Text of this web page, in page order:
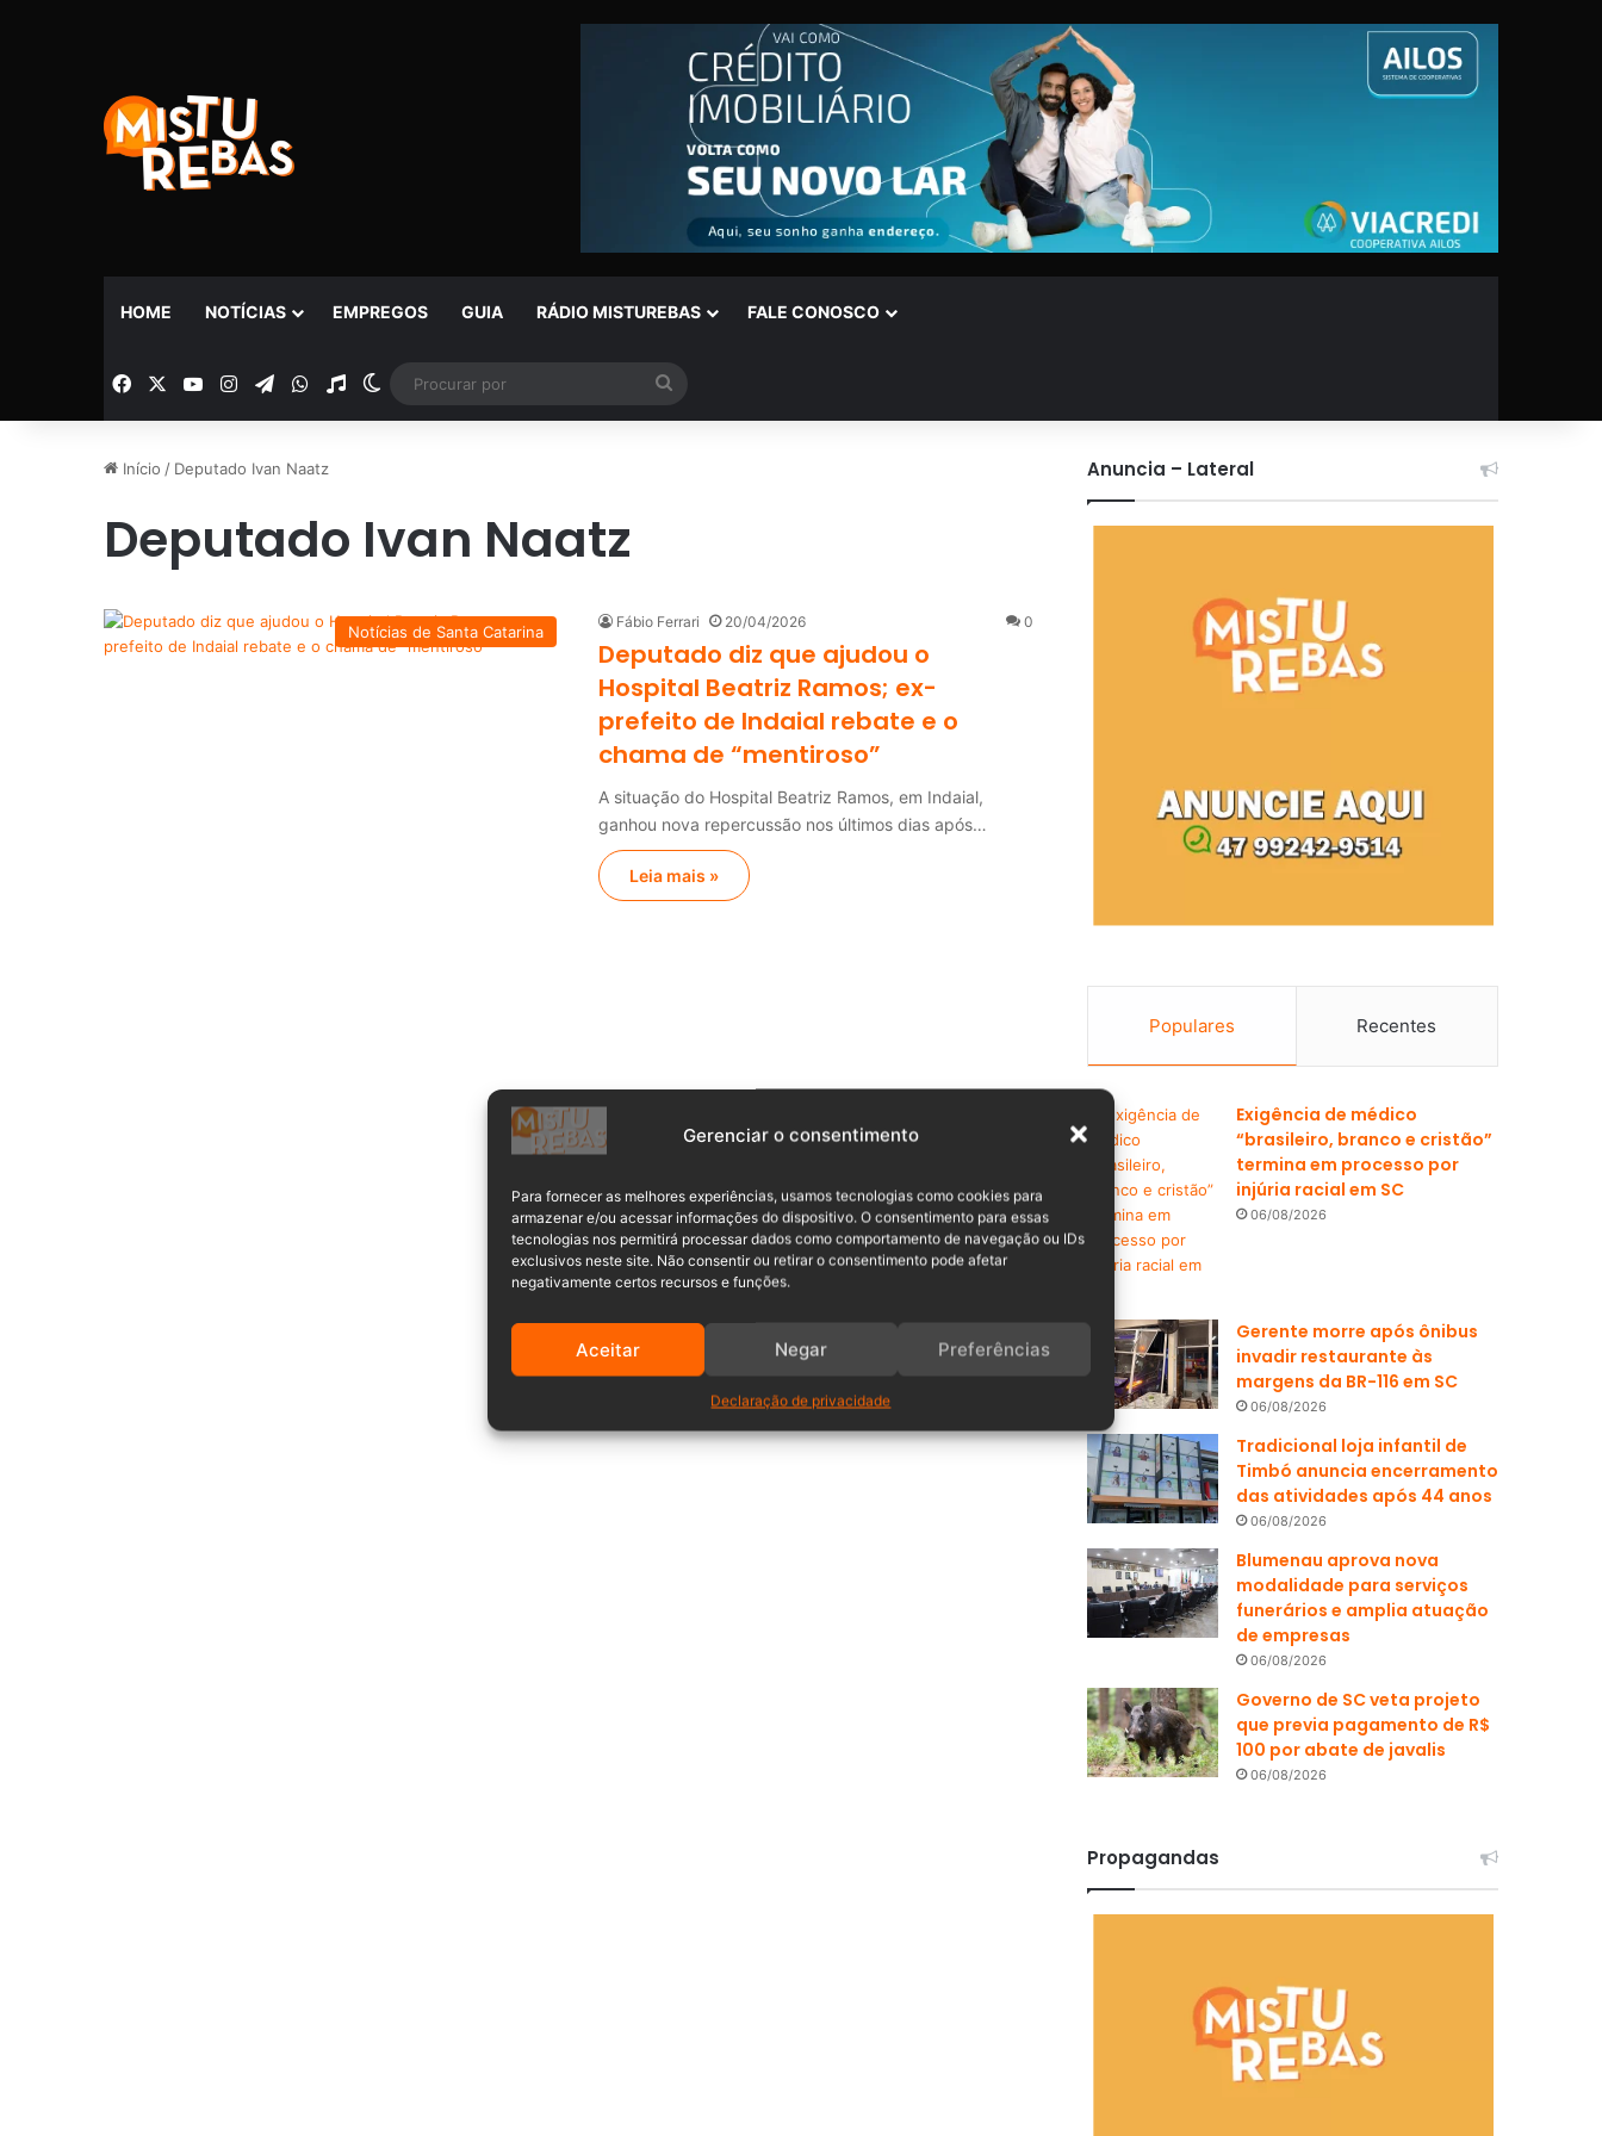
Gerenciar o consentimento
Para fornecer as melhores experiências, usamos tecnologias como cookies para
armazenar e/ou acessar informações do dispositivo. O consentimento para essas
tecnologias nos permitirá processar dados como comportamento de navegação ou IDs
exclusivos neste site. Não consentir ou retirar o consentimento pode afetar
negativamente certos recursos e funções.
Aceitar Negar Preferências
Declaração de privacidade
HOME NOTÍCIAS EMPREGOS GUIA RÁDIO MISTUREBAS FALE CONOSCO
Facebook YouTubeInstagramTelegramWhatsApp
Rádio Switch skin
por
Início / Deputado Ivan Naatz
Deputado Ivan Naatz
Notícias de Santa Catarina
Fábio Ferrari 20/04/2026 0
Deputado diz que ajudou o
Hospital Beatriz Ramos; ex-
prefeito de Indaial rebate e o
chama de “mentiroso”
A situação do Hospital Beatriz Ramos, em Indaial,
ganhou nova repercussão nos últimos dias após…
Leia mais »
Anuncia – Lateral
Populares Recentes
Exigência de médico
“brasileiro, branco e cristão”
termina em processo por
injúria racial em SC
06/08/2026
Gerente morre após ônibus
invadir restaurante às
margens da BR-116 em SC
06/08/2026
Tradicional loja infantil de
Timbó anuncia encerramento
das atividades após 44 anos
06/08/2026
Blumenau aprova nova
modalidade para serviços
funerários e amplia atuação
de empresas
06/08/2026
Governo de SC veta projeto
que previa pagamento de R$
100 por abate de javalis
06/08/2026
Propagandas